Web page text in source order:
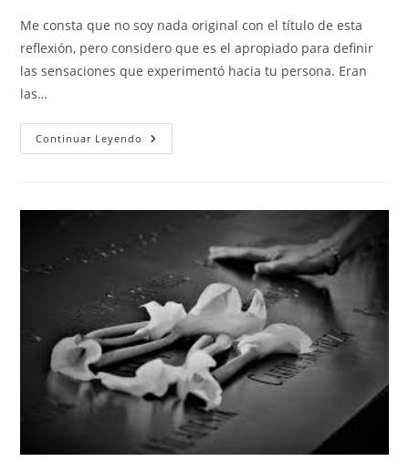
entrada:
entrada:
Me consta que no soy nada original con el título de esta
reflexión, pero considero que es el apropiado para definir
las sensaciones que experimentó hacia tu persona. Eran
las…
Continuar Leyendo HA
NACIDO